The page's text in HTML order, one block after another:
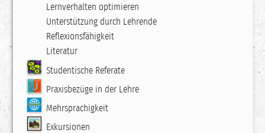
Lernverhalten optimieren
Unterstützung durch Lehrende
Reflexionsfähigkeit
Literatur
Studentische Referate
Praxisbezüge in der Lehre
Mehrsprachigkeit
Exkursionen